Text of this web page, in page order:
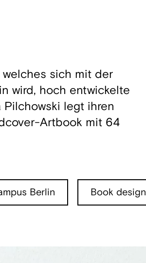
welches sich mit der
wird, hoch entwickelte
legt ihren
Artbook mit 64
Berlin Book design